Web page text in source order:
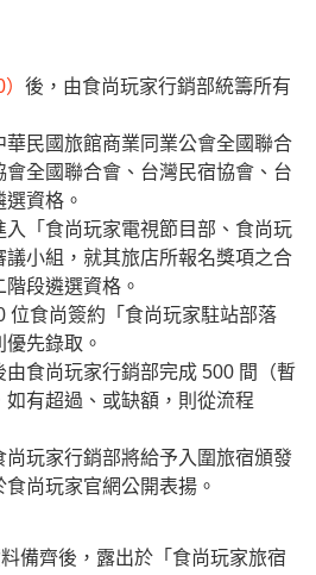
後，由食尚玩家行銷部統籌所有
華民國旅館商業同業公會全國聯合
全國聯合會、台灣民宿協會、台
資格。
入「食尚玩家電視節目部、食尚玩
議小組，就其旅店所報名獎項之合
段遴選資格。
位食尚簽約「食尚玩家駐站部落
先錄取。
食尚玩家行銷部完成 500 間（暫
如有超過、或缺額，則從流程
尚玩家行銷部將給予入圍旅宿頒發
尚玩家官網公開表揚。
備齊後，露出於「食尚玩家旅宿